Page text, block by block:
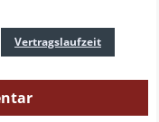
Vertragslaufzeit